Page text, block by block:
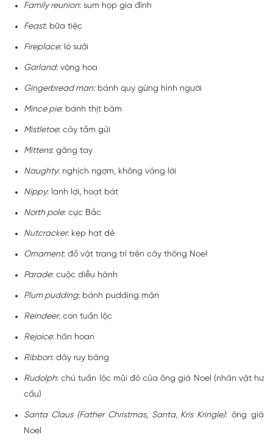
Family reunion: sum họp gia đình
Feast: bữa tiệc
Fireplace: lò sưởi
Garland: vòng hoa
Gingerbread man:bánh quy gừng hình người
Mince pie: bánh thịt băm
Mistletoe: cây tầm gửi
Mittens: găng tay
Naughty: nghịch ngợm, không vâng lời
Nippy: lanh lợi, hoạt bát
North pole: cực Bắc
Nutcracker: kẹp hạt dẻ
Ornament: đồ vật trang trí trên cây thông Noel
Parade: cuộc diễu hành
Plum pudding: bánh pudding mận
Reindeer: con tuần lộc
Rejoice: hân hoan
Ribbon: dây ruy băng
Rudolph: chú tuần lộc mũi đỏ của ông già Noel (nhân vật hư
cấu)
Santa Claus (Father Christmas, Santa, Kris Kringle): ông già
Noel